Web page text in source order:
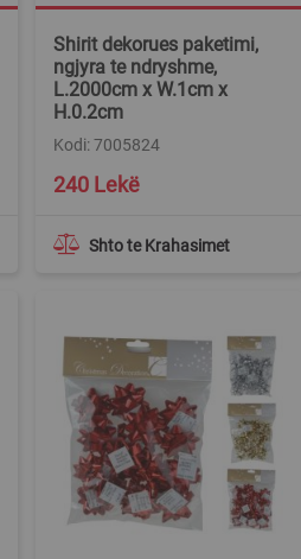
Shirit dekorues paketimi,
ngjyra te ndryshme,
L.2000cm x W.1cm x
H.0.2cm
Kodi: 7005824
Shto te Krahasimet
240 Lekë